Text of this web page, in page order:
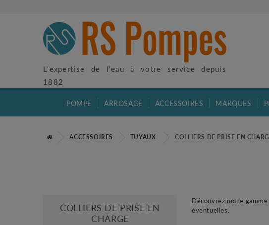
L'expertise de l'eau à votre service depuis
1882
POMPE ARROSAGE ACCESSOIRES MARQUES
ACCESSOIRES TUYAUX COLLIERS DE PRISE EN
COLLIERS DE PRISE EN
CHARGE
Découvrez notre
éventuelles.